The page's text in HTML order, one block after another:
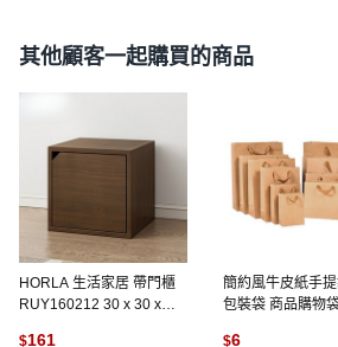
其他顧客一起購買的商品
HORLA 生活家居 帶門櫃
RUY160212 30 x 30 x
$161
簡約風牛皮紙手
包裝袋 商品購物
$6